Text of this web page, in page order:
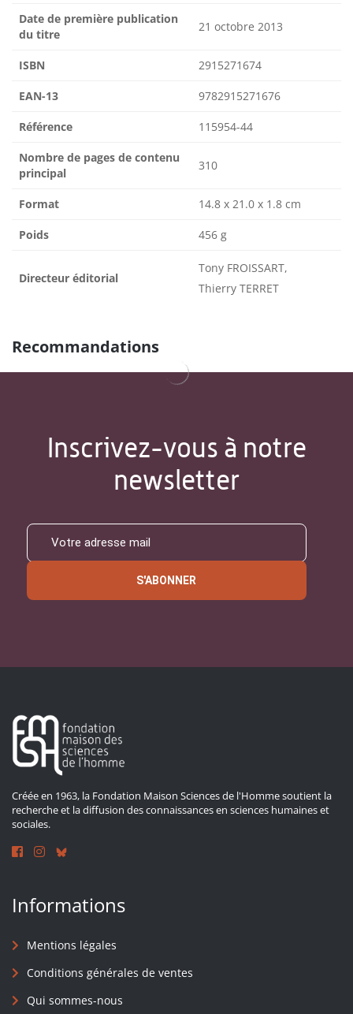
Date de première publication
du titre
21 octobre 2013
ISBN 2915271674
EAN-13 9782915271676
Référence 115954-44
Nombre de pages de contenu
principal
310
Format 14.8 x 21.0 x 1.8 cm
Poids 456 g
Directeur éditorial
Tony FROISSART,
Thierry TERRET
Recommandations
Inscrivez-vous à notre
newsletter
S'ABONNER
Créée en 1963, la Fondation Maison Sciences de l'Homme soutient la
recherche et la diffusion des connaissances en sciences humaines et
sociales.
Informations
Mentions légales
Conditions générales de ventes
Qui sommes-nous